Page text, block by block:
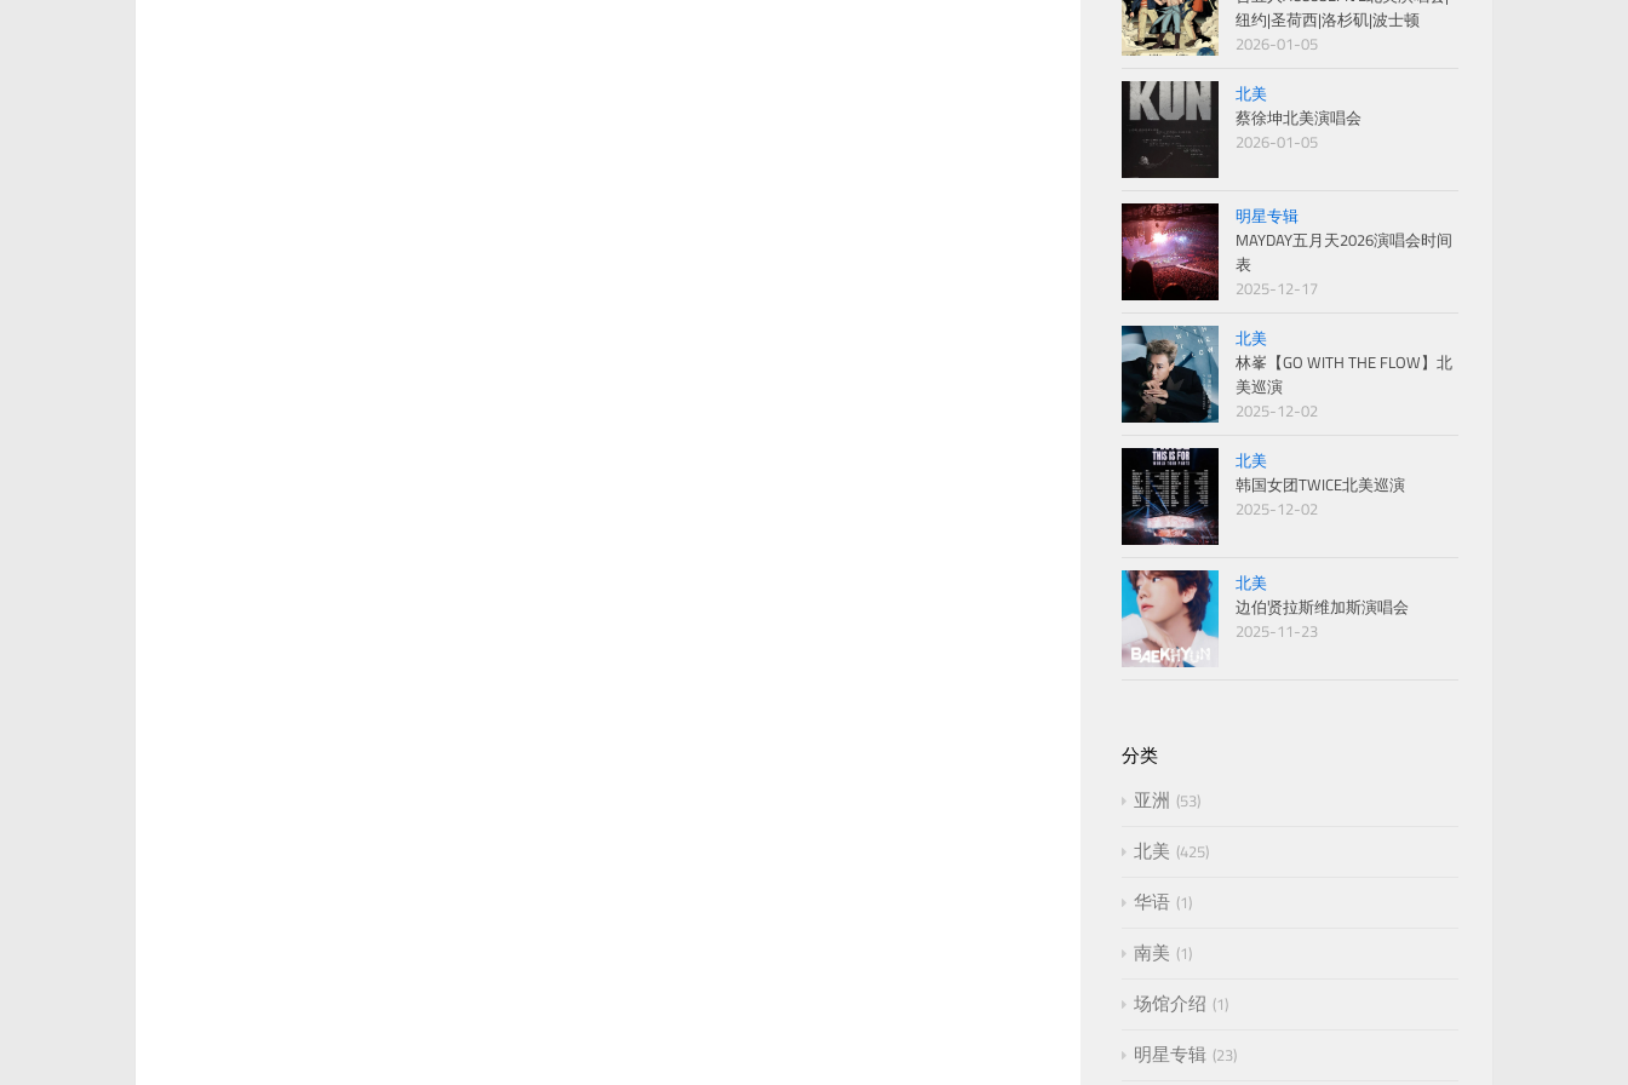
纽约|圣荷西|洛杉矶|波士顿
2026-01-05
北美
蔡徐坤北美演唱会
2026-01-05
明星专辑
MAYDAY五月天2026演唱会时间
表
2025-12-17
北美
林峯【GO WITH THE FLOW】北
美巡演
2025-12-02
北美
韩国女团TWICE北美巡演
2025-12-02
北美
边伯贤拉斯维加斯演唱会
2025-11-23
分类
亚洲 53
北美 425
华语 1
南美 1
场馆介绍 1
明星专辑 23